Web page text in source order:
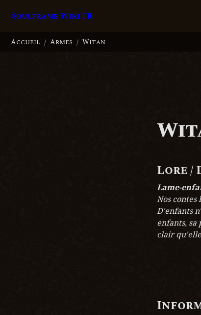
Soulframe Wiki FR
Accueil / Armes / Witan
Lore /
Lame-
Nos contes
D'enfants
enfants, sa
clair